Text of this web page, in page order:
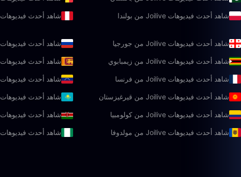
شاهد أحدث فيديوهات Joilive من بولندا شاهد أحدث فيديوهات Joilive من بيرو
شاهد أحدث فيديوهات Joilive من جورجيا شاهد أحدث فيديوهات Joilive من روسيا
شاهد أحدث فيديوهات Joilive من زيمبابوي شاهد أحدث فيديوهات Joilive من سريلانكا
شاهد أحدث فيديوهات Joilive من فرنسا شاهد أحدث فيديوهات Joilive من فنزويلا
شاهد أحدث فيديوهات Joilive من قيرغيزستان شاهد أحدث فيديوهات Joilive من كازاخستان
شاهد أحدث فيديوهات Joilive من كولومبيا شاهد أحدث فيديوهات Joilive من كينيا
شاهد أحدث فيديوهات Joilive من مولدوفا شاهد أحدث فيديوهات Joilive من نيجيريا